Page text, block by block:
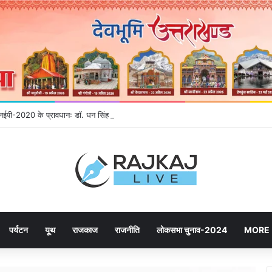
2020 के प्रावधानः डाॅ. धन सिंह रावत
पर्यटन यूथ राजकाज राजनीति लोकसभा चुनाव-2024 MORE